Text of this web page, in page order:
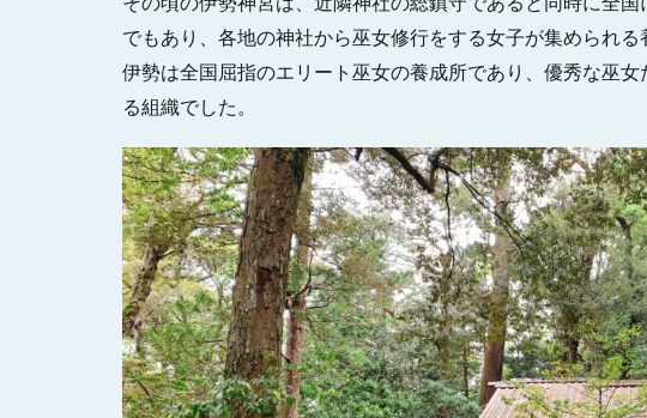
でもあり、各地の神社から巫女修行をする女子が集められる
伊勢は全国屈指のエリート巫女の養成所であり、優秀な巫
る組織でした。